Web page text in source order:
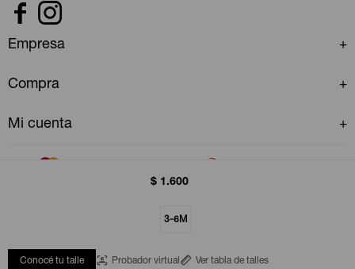
$ 1.600
3-6M
Conocé tu talle Probador virtual Ver tabla de talles
 
Empresa
Compra
Mi cuenta